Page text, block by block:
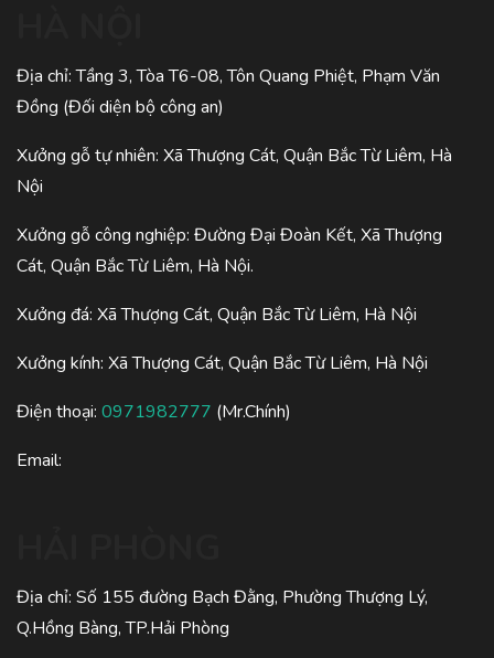
Địa chỉ: Tầng 3, Tòa T6-08, Tôn Quang Phiệt, Phạm Văn
Đồng (Đối diện bộ công an)
Xưởng gỗ tự nhiên: Xã Thượng Cát, Quận Bắc Từ Liêm, Hà
Nội
Xưởng gỗ công nghiệp: Đường Đại Đoàn Kết, Xã Thượng
Cát, Quận Bắc Từ Liêm, Hà Nội.
Xưởng đá: Xã Thượng Cát, Quận Bắc Từ Liêm, Hà Nội
Xưởng kính: Xã Thượng Cát, Quận Bắc Từ Liêm, Hà Nội
Điện thoại: 0971982777 (Mr.Chính)
Email:
Địa chỉ: Số 155 đường Bạch Đằng, Phường Thượng Lý,
Q.Hồng Bàng, TP.Hải Phòng